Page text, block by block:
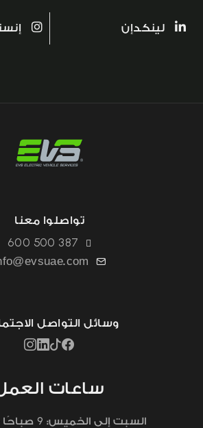
لينكدإن
تواصلوا معنا
600 500 387
وسائل التواصل
ساعات
السبت إلى الخميس: 9صباحًا